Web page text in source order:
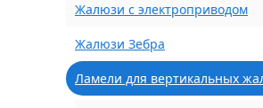
Жалюзи с электроприводом
Жалюзи Зебра
Ламели для вертикальных